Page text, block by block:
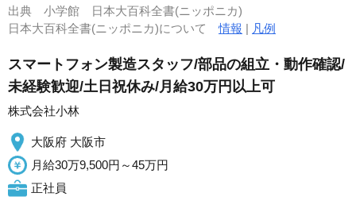
出典 小学館 日本大百科全書(ニッポニカ)
日本大百科全書(ニッポニカ)について情報 | 凡例
スマートフォン製造スタッフ/部品の組立・動作確認/
未経験歓迎/土日祝休み/月給30万円以上可
株式会社小林
大阪府 大阪市
月給30万9,500円～45万円
正社員